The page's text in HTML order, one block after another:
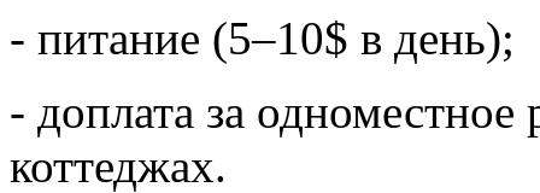
- питание (5–10$ в день);
- доплата за
коттеджах.